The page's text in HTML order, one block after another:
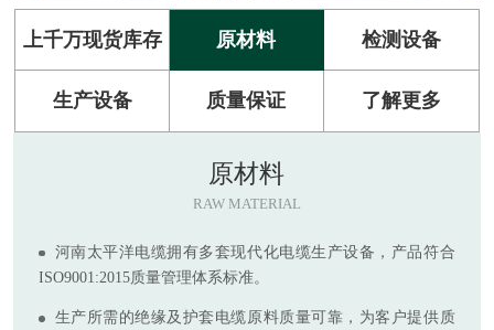
上千万现货库存 原材料 检测设备
生产设备 质量保证 了解更多
原材料
RAW MATERIAL
河南太平洋电缆拥有多套现代化电缆生产设备，产品符合
ISO9001:2015质量管理体系标准。
生产所需的绝缘及护套电缆原料质量可靠，为客户提供质